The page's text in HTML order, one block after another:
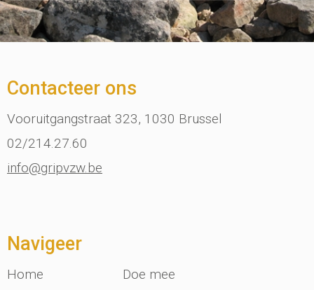
Contacteer ons
Vooruitgangstraat 323, 1030 Brussel
02/214.27.60
info@gripvzw.be
Navigeer
Home
Doe mee